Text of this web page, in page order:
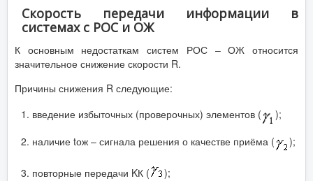
Скорость передачи информации в
системах с РОС и ОЖ
К основным недостаткам систем РОС – ОЖ относится
значительное снижение скорости R.
Причины снижения R следующие:
введение избыточных (проверочных) элементов (
);
наличие tож – сигнала решения о качестве приёма (
);
повторные передачи KК ( );